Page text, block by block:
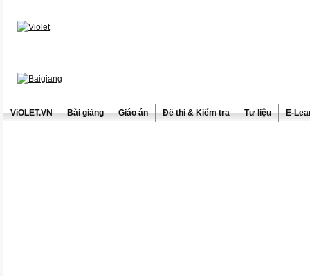
ViOLET.VN Bài giảng Giáo án Đề thi & Kiểm tra Tư liệu E-